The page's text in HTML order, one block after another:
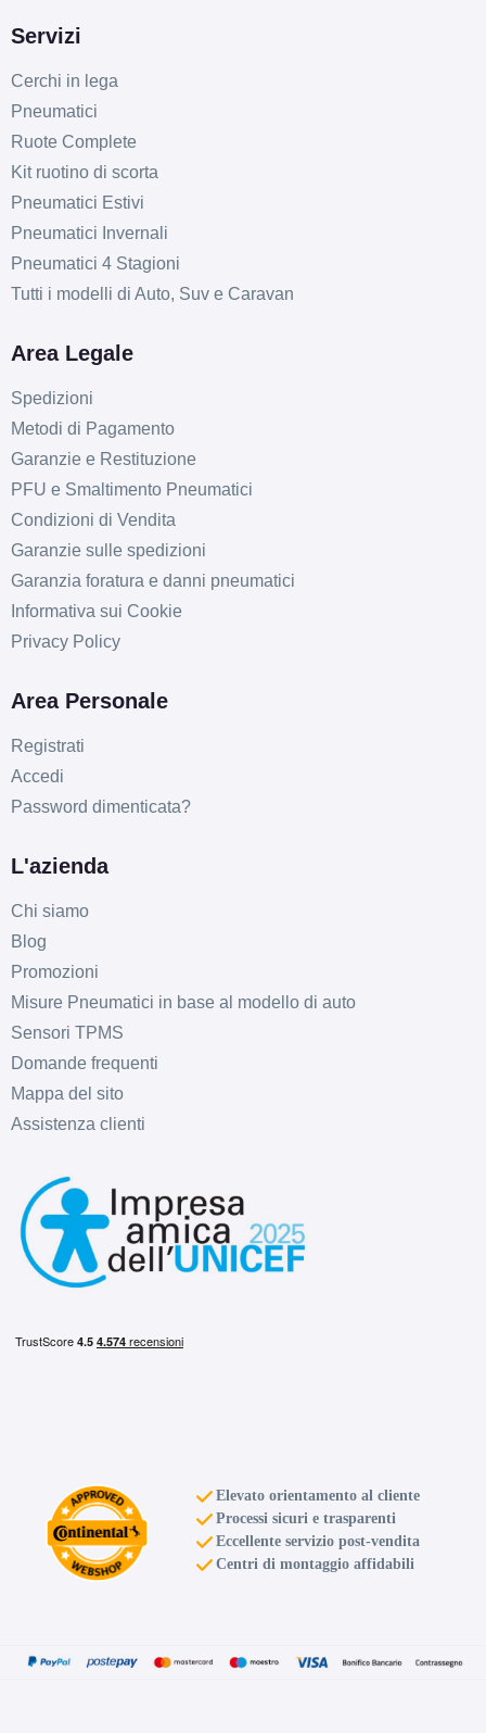
Servizi
Cerchi in lega
Pneumatici
Ruote Complete
Kit ruotino di scorta
Pneumatici Estivi
Pneumatici Invernali
Pneumatici 4 Stagioni
Tutti i modelli di Auto, Suv e Caravan
Area Legale
Spedizioni
Metodi di Pagamento
Garanzie e Restituzione
PFU e Smaltimento Pneumatici
Condizioni di Vendita
Garanzie sulle spedizioni
Garanzia foratura e danni pneumatici
Informativa sui Cookie
Privacy Policy
Area Personale
Registrati
Accedi
Password dimenticata?
L'azienda
Chi siamo
Blog
Promozioni
Misure Pneumatici in base al modello di auto
Sensori TPMS
Domande frequenti
Mappa del sito
Assistenza clienti
Elevato orientamento al cliente
Processi sicuri e trasparenti
Eccellente servizio post-vendita
Centri di montaggio affidabili